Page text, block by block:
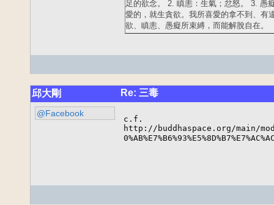
足的欲念。 2. 瞋恚：生氣；忿怒。 3. 愚
愛的，就生貪欲。我所喜愛的拿不到、有
欲、瞋恚、愚癡所束縛，而能解脫自在。
邱大剛 Re: 三毒
@Facebook
c.f.
http://buddhaspace.org/main/